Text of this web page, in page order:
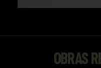
OBRAS